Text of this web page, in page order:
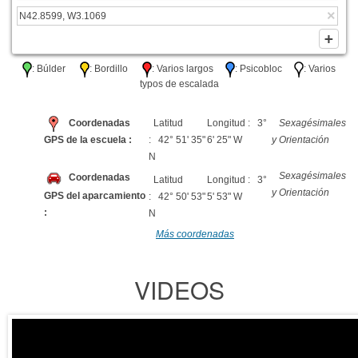
: Búlder : Bordillo : Varios largos : Psicobloc
: Varios
typos de escalada
Coordenadas
GPS de la escuela :
Latitud
: 42° 51' 35"
N
Longitud : 3°
6' 25" W
Sexagésimales
y Orientación
Coordenadas
GPS del aparcamiento
:
Latitud
: 42° 50' 53"
N
Longitud : 3°
5' 53" W
Sexagésimales
y Orientación
Más coordenadas
VIDEOS